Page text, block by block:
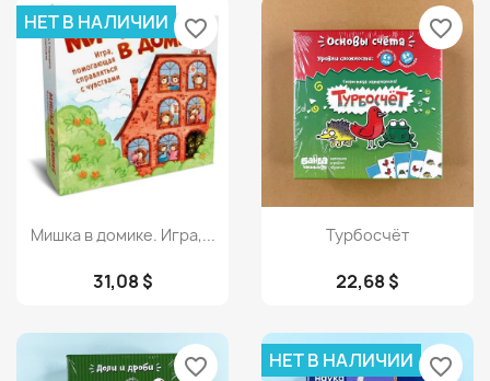
Просмотр
Мишка в домике. Игра,...
31,08 $
НЕТ В НАЛИЧИИ favorite_border
Просмотр
Турбосчёт
22,68 $
favorite_border
favorite_border НЕТ В НАЛИЧИИ favorite_border